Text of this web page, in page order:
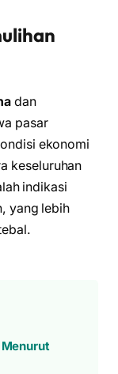
dan
pasar
ekonomi
keseluruhan
indikasi
yang lebih